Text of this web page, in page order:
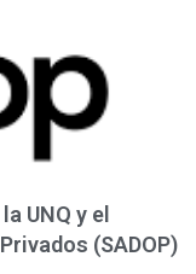
UNQ y el
(SADOP)